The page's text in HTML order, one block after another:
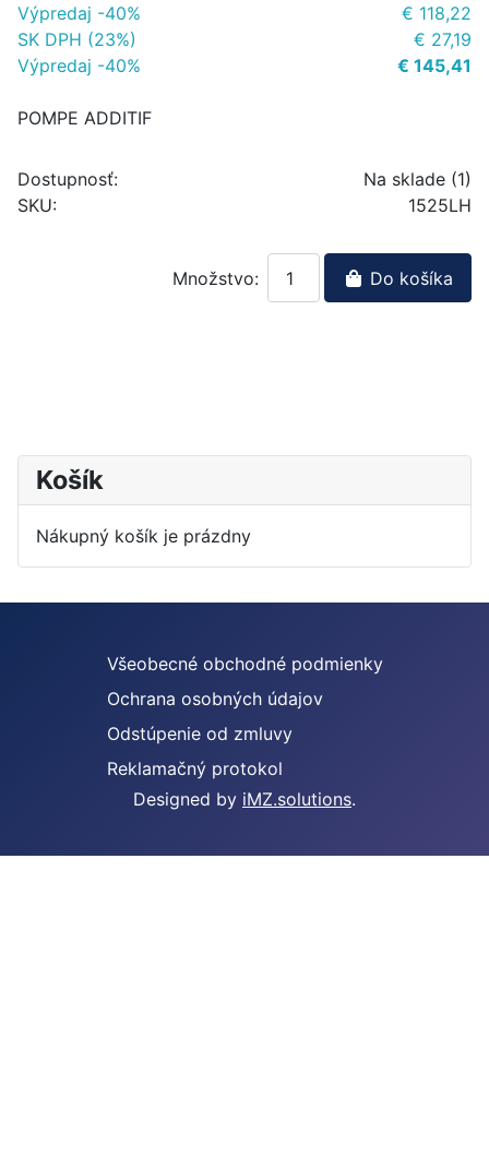
Výpredaj -40%
€ 118,22
SK DPH (23%)
€ 27,19
Výpredaj -40%
€ 145,41
POMPE ADDITIF
Dostupnosť:
Na sklade (1)
SKU:
1525LH
Množstvo: Do košíka
Košík
Nákupný košík je prázdny
Všeobecné obchodné podmienky
Ochrana osobných údajov
Odstúpenie od zmluvy
Reklamačný protokol
Designed by iMZ.solutions.